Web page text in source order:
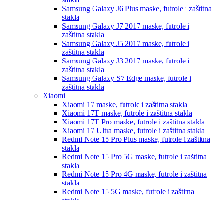
Samsung Galaxy J6 Plus maske, futrole i zaštitna
stakla
Samsung Galaxy J7 2017 maske, futrole i
zaštitna stakla
Samsung Galaxy J5 2017 maske, futrole i
zaštitna stakla
Samsung Galaxy J3 2017 maske, futrole i
zaštitna stakla
Samsung Galaxy S7 Edge maske, futrole i
zaštitna stakla
Xiaomi
Xiaomi 17 maske, futrole i zaštitna stakla
Xiaomi 17T maske, futrole i zaštitna stakla
Xiaomi 17T Pro maske, futrole i zaštitna stakla
Xiaomi 17 Ultra maske, futrole i zaštitna stakla
Redmi Note 15 Pro Plus maske, futrole i zaštitna
stakla
Redmi Note 15 Pro 5G maske, futrole i zaštitna
stakla
Redmi Note 15 Pro 4G maske, futrole i zaštitna
stakla
Redmi Note 15 5G maske, futrole i zaštitna